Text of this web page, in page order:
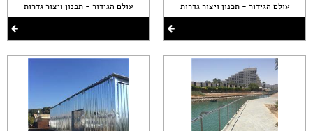
עולם הגידור - תכנון ויצור גדרות עולם הגידור - תכנון ויצור גדרות